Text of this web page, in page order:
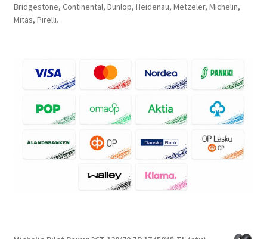
Bridgestone, Continental, Dunlop, Heidenau, Metzeler, Michelin,
Mitas, Pirelli.